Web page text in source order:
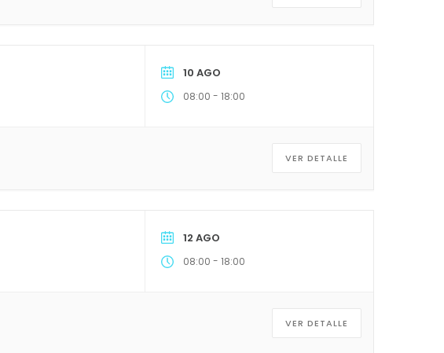
10 AGO
08:00 - 18:00
VER DETALLE
12 AGO
08:00 - 18:00
VER DETALLE